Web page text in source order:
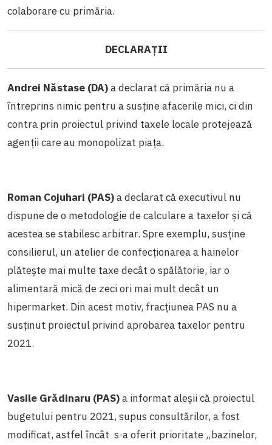
colaborare cu primăria.
DECLARAȚII
Andrei Năstase (DA)a declarat că primăria nu a
întreprins nimic pentru a susține afacerile mici, ci din
contra prin proiectul privind taxele locale protejează
agenții care au monopolizat piața.
Roman Cojuhari (PAS)a declarat că executivul nu
dispune de o metodologie de calculare a taxelor și că
acestea se stabilesc arbitrar. Spre exemplu, susține
consilierul, un atelier de confecționarea a hainelor
plătește mai multe taxe decât o spălătorie, iar o
alimentară mică de zeci ori mai mult decât un
hipermarket. Din acest motiv, fracțiunea PAS nu a
susținut proiectul privind aprobarea taxelor pentru
2021.
Vasile Grădinaru (PAS)a informat aleșii că proiectul
bugetului pentru 2021, supus consultărilor, a fost
modificat, astfel încât s-a oferit prioritate „bazinelor,